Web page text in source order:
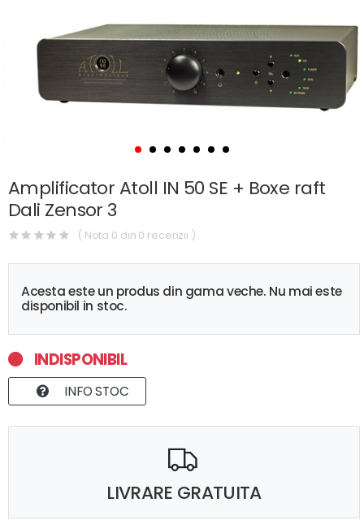
Amplificator Atoll IN 50 SE + Boxe raft
Dali Zensor 3
( Nota 0 din 0 recenzii )
Acesta este un produs din gama veche. Nu mai este
disponibil in stoc.
INDISPONIBIL
INFO STOC
LIVRARE GRATUITA